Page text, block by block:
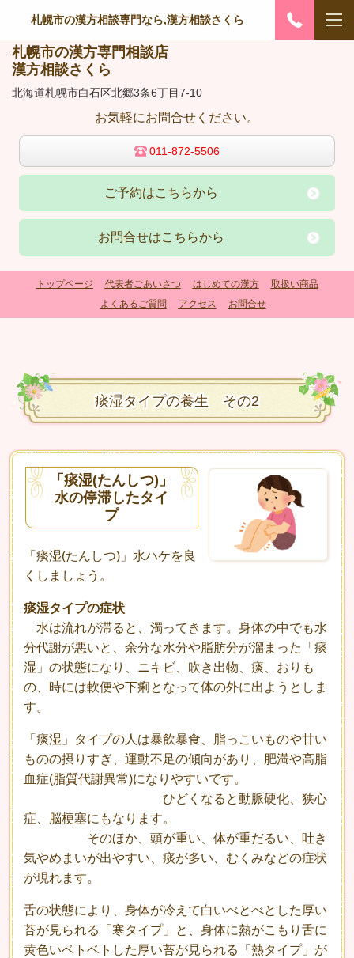
札幌市の漢方相談専門なら,漢方相談さくら
札幌市の漢方専門相談店
漢方相談さくら
北海道札幌市白石区北郷3条6丁目7-10
お気軽にお問合せください。
011-872-5506
ご予約はこちらから
お問合せはこちらから
トップページ 代表者ごあいさつ はじめての漢方
取扱い商品
よくあるご質問
アクセス お問合せ
痰湿タイプの養生 その2
「痰湿(たんしつ)」
水の停滞したタイ
プ
「痰湿(たんしつ)」水ハケを良
くしましょう。
痰湿タイプの症状
水は流れが滞ると、濁ってきます。身体の中でも水
分代謝が悪いと、余分な水分や脂肪分が溜まった「痰
湿」の状態になり、ニキビ、吹き出物、痰、おりも
の、時には軟便や下痢となって体の外に出ようとしま
す。
「痰湿」タイプの人は暴飲暴食、脂っこいものや甘い
ものの摂りすぎ、運動不足の傾向があり、肥満や高脂
血症(脂質代謝異常)になりやすいです。
ひどくなると動脈硬化、狭心
症、脳梗塞にもなります。
そのほか、頭が重い、体が重だるい、吐き
気やめまいが出やすい、痰が多い、むくみなどの症状
が現れます。
舌の状態により、身体が冷えて白いべとべとした厚い
苔が見られる「寒タイプ」と、身体に熱がこもり舌に
黄色いベトベトした厚い苔が見られる「熱タイプ」が